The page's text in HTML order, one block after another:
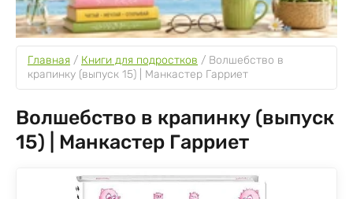
Главная / Книги для подростков / Волшебство в
крапинку (выпуск 15) | Манкастер Гарриет
Волшебство в крапинку (выпуск
15) | Манкастер Гарриет